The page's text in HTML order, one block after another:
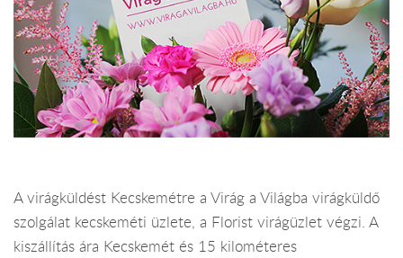
A virágküldést Kecskemétre a Virág a Világba virágküldő
szolgálat kecskeméti üzlete, a Florist virágüzlet végzi. A
kiszállítás ára Kecskemét és 15 kilométeres